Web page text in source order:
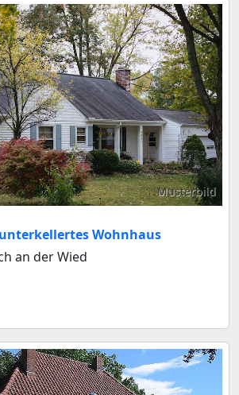
Musterbild
Wohnhaus
an der Wied